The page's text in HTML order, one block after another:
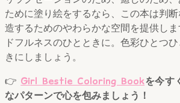
ために塗り絵をするなら、この本は判
造するためのやわらかな空間を提供し
ドフルネスのひとときに。色彩ひとつ
きにしましょう。
👉 Girl Bestie Coloring Bookを今す
なパターンで心を包みましょう！